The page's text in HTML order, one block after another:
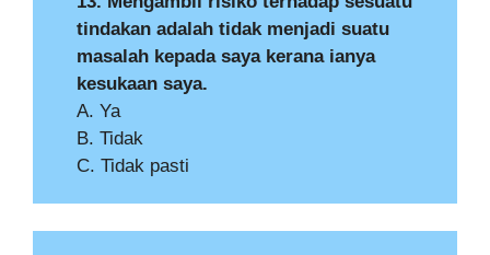
tindakan adalah tidak menjadi suatu
masalah kepada saya kerana ianya
kesukaan saya.
A. Ya
B. Tidak
C. Tidak pasti